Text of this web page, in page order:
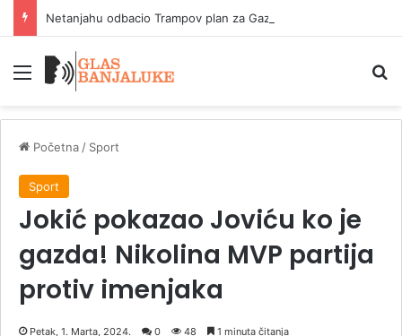
Netanjahu odbacio Trampov plan za Gazu
Meni
Početna / Sport
Sport
Jokić pokazao Joviću ko je
gazda! Nikolina MVP partija
protiv imenjaka
Petak, 1. Marta, 2024. 0 48 1 minuta čitanja